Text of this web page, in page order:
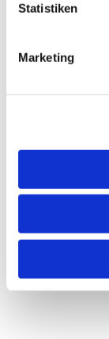
Statistiken
Marketing